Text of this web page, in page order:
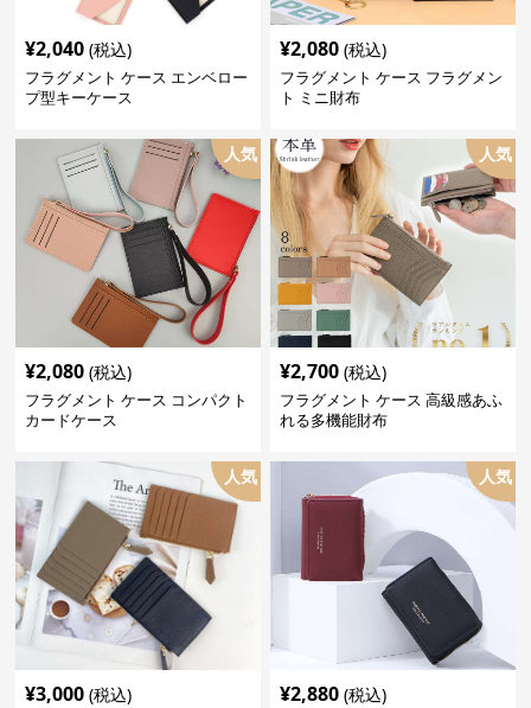
¥2,040 (税込)
フラグメント ケース エンベロー
プ型キーケース
¥2,080 (税込)
フラグメント ケース フラグメン
ト ミニ財布
人気
¥2,080 (税込)
フラグメント ケース コンパクト
カードケース
人気
¥2,700 (税込)
フラグメント ケース 高級感あふ
れる多機能財布
人気
¥3,000 (税込)
人気
¥2,880 (税込)